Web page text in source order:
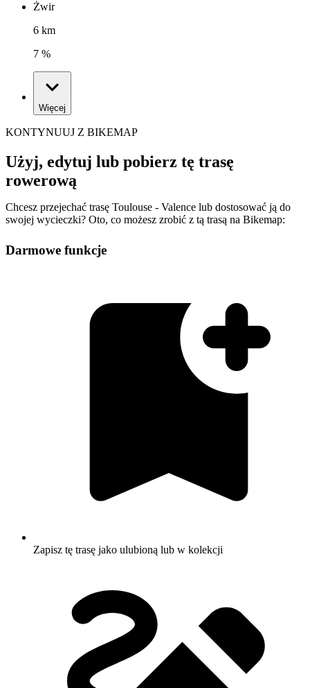
Żwir
6 km
7 %
Więcej
KONTYNUUJ Z BIKEMAP
Użyj, edytuj lub pobierz tę trasę
rowerową
Chcesz przejechać trasę Toulouse - Valence lub dostosować ją do
swojej wycieczki? Oto, co możesz zrobić z tą trasą na Bikemap:
Darmowe funkcje
Zapisz tę trasę jako ulubioną lub w kolekcji